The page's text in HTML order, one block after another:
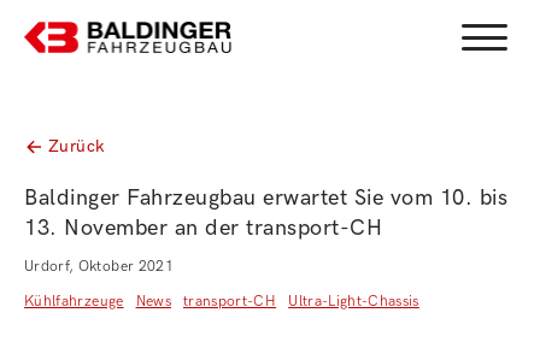
Toggle
Zurück
Baldinger Fahrzeugbau erwartet Sie vom 10. bis
13. November an der transport-CH
Urdorf, Oktober 2021
Kühlfahrzeuge
News transport-CH Ultra-Light-Chassis